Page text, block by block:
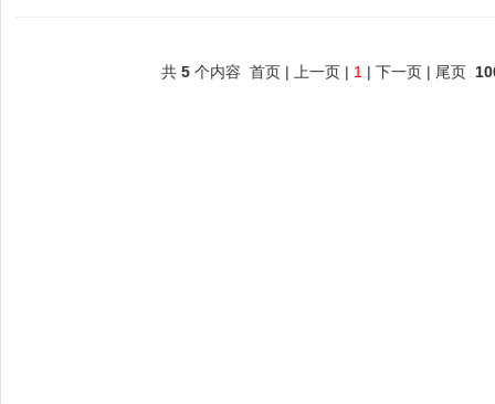
共 5 个内容 首页 | 上一页 | 1 | 下一页 | 尾页